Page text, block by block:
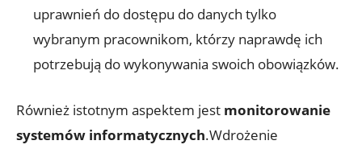
uprawnień do dostępu do danych tylko
wybranym pracownikom, którzy naprawdę ich
potrzebują do wykonywania swoich obowiązków.
Również istotnym aspektem jest monitorowanie
systemów informatycznych.Wdrożenie